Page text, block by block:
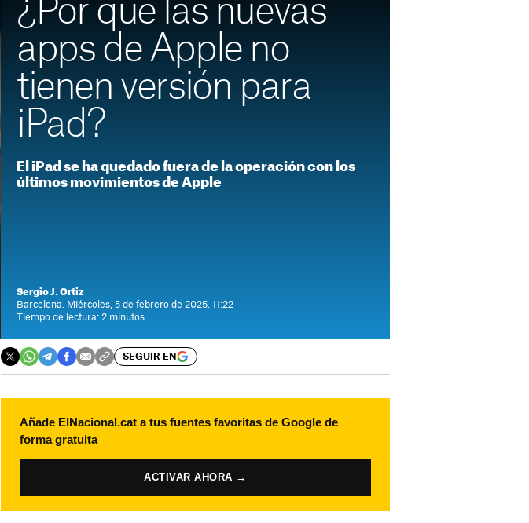
¿Por qué las nuevas
apps de Apple no
tienen versión para
iPad?
El iPad se ha quedado fuera de la operación con los
últimos movimientos de Apple
Sergio J. Ortiz
Barcelona. Miércoles, 5 de febrero de 2025. 11:22
Tiempo de lectura: 2 minutos
SEGUIR EN
Añade ElNacional.cat a tus fuentes favoritas de Google de
forma gratuita
ACTIVAR AHORA →